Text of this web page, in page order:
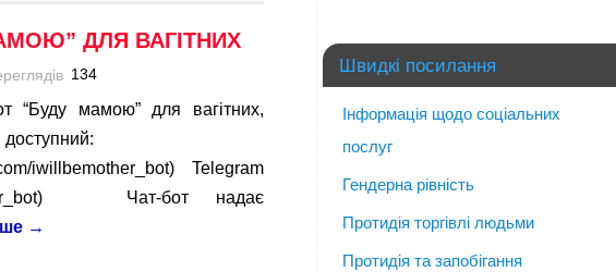
ДЛЯ ВАГІТНИХ
134
“Буду мамою” для вагітних,
iwillbemother_bot) Telegram
Чат-бот надає
→
Швидкі посилання
Інформація щодо соціальних
послуг
Гендерна рівність
Протидія торгівлі людьми
Протидія та запобігання